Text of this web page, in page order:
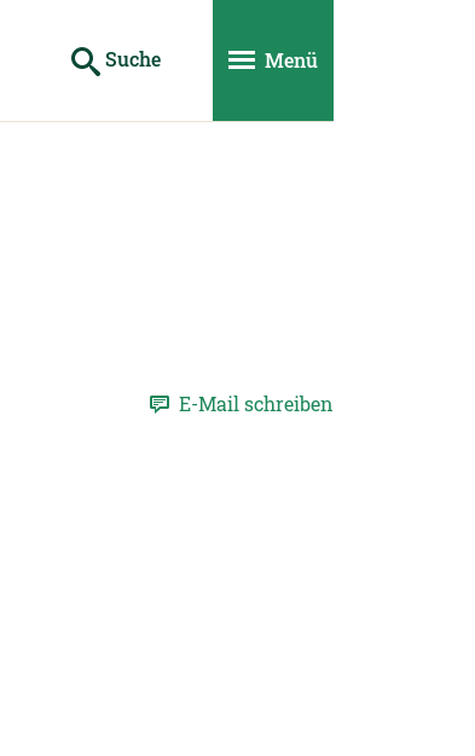
Suche Menü
E-Mail schreiben